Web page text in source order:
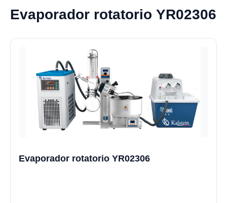
Evaporador rotatorio YR02306
Evaporador rotatorio YR02306